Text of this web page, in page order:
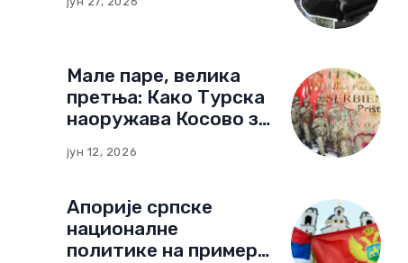
Мале паре, велика
претња: Како Турска
наоружава Косово за
јун 12, 2026
Апорије српске
националне
политике на примеру